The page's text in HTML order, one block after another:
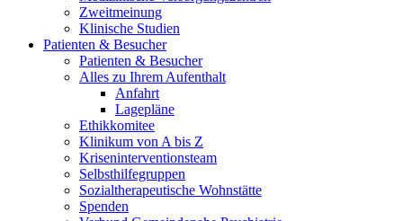
Zweitmeinung
Klinische Studien
Patienten & Besucher
Patienten & Besucher
Alles zu Ihrem Aufenthalt
Anfahrt
Lagepläne
Ethikkomitee
Klinikum von A bis Z
Kriseninterventionsteam
Selbsthilfegruppen
Sozialtherapeutische Wohnstätte
Spenden